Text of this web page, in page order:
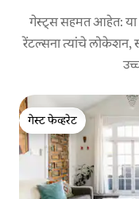
गेस्ट्स सहमत आहेत:
रेंटल्सना त्यांचे लोकेशन,
गेस्ट फेव्हरेट
गेस्ट फेव्हरेट